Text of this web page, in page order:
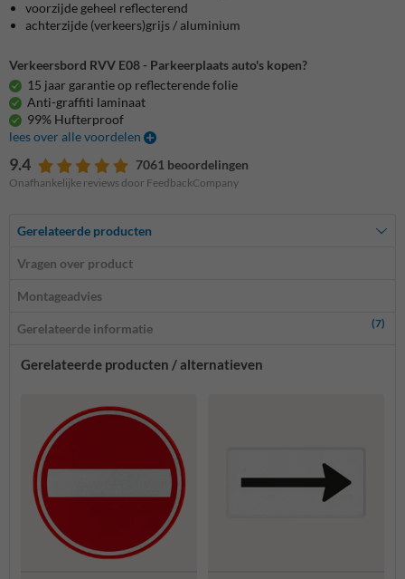
voorzijde geheel reflecterend
achterzijde (verkeers)grijs / aluminium
Verkeersbord RVV E08 - Parkeerplaats auto's kopen?
15 jaar garantie op reflecterende folie
Anti-graffiti laminaat
99% Hufterproof
lees over alle voordelen
9.4 7061 beoordelingen
Onafhankelijke reviews door FeedbackCompany
Gerelateerde producten
Vragen over product
Montageadvies
Gerelateerde informatie (7)
Gerelateerde producten / alternatieven